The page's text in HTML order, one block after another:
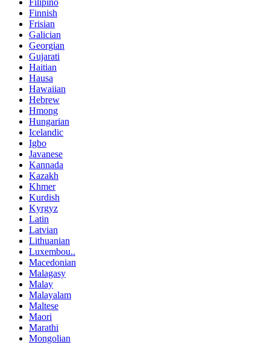
Filipino
Finnish
Frisian
Galician
Georgian
Gujarati
Haitian
Hausa
Hawaiian
Hebrew
Hmong
Hungarian
Icelandic
Igbo
Javanese
Kannada
Kazakh
Khmer
Kurdish
Kyrgyz
Latin
Latvian
Lithuanian
Luxembou..
Macedonian
Malagasy
Malay
Malayalam
Maltese
Maori
Marathi
Mongolian